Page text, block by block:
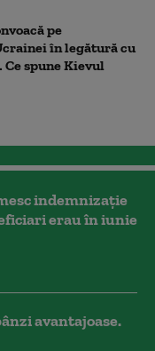
pe
în legătură cu
spune Kievul
indemnizaţie
erau în iunie
avantajoase.